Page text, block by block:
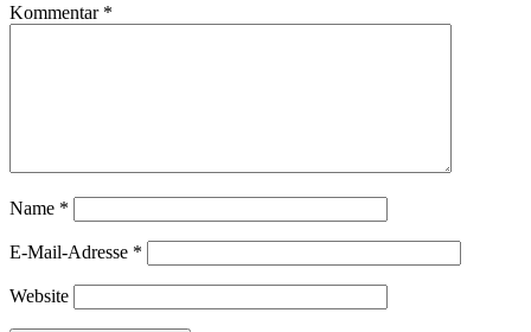
Kommentar *
Name *
E-Mail-Adresse *
Website